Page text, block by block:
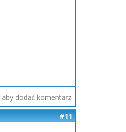
aby dodać komentarz
#11